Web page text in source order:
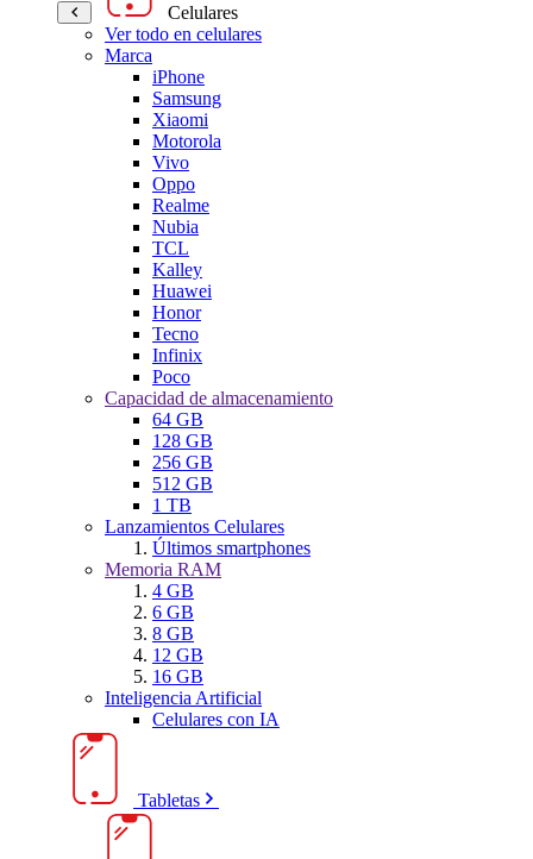
Celulares
Ver todo en celulares
Marca
iPhone
Samsung
Xiaomi
Motorola
Vivo
Oppo
Realme
Nubia
TCL
Kalley
Huawei
Honor
Tecno
Infinix
Poco
Capacidad de almacenamiento
64 GB
128 GB
256 GB
512 GB
1 TB
Lanzamientos Celulares
Últimos smartphones
Memoria RAM
4 GB
6 GB
8 GB
12 GB
16 GB
Inteligencia Artificial
Celulares con IA
Tabletas